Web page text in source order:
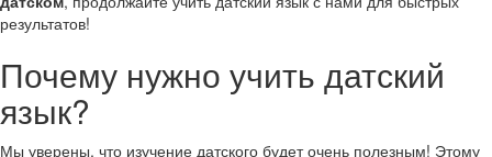
результатов!
Почему нужно учить датский
язык?
Мы уверены, что изучение датского будет очень полезным! Этому